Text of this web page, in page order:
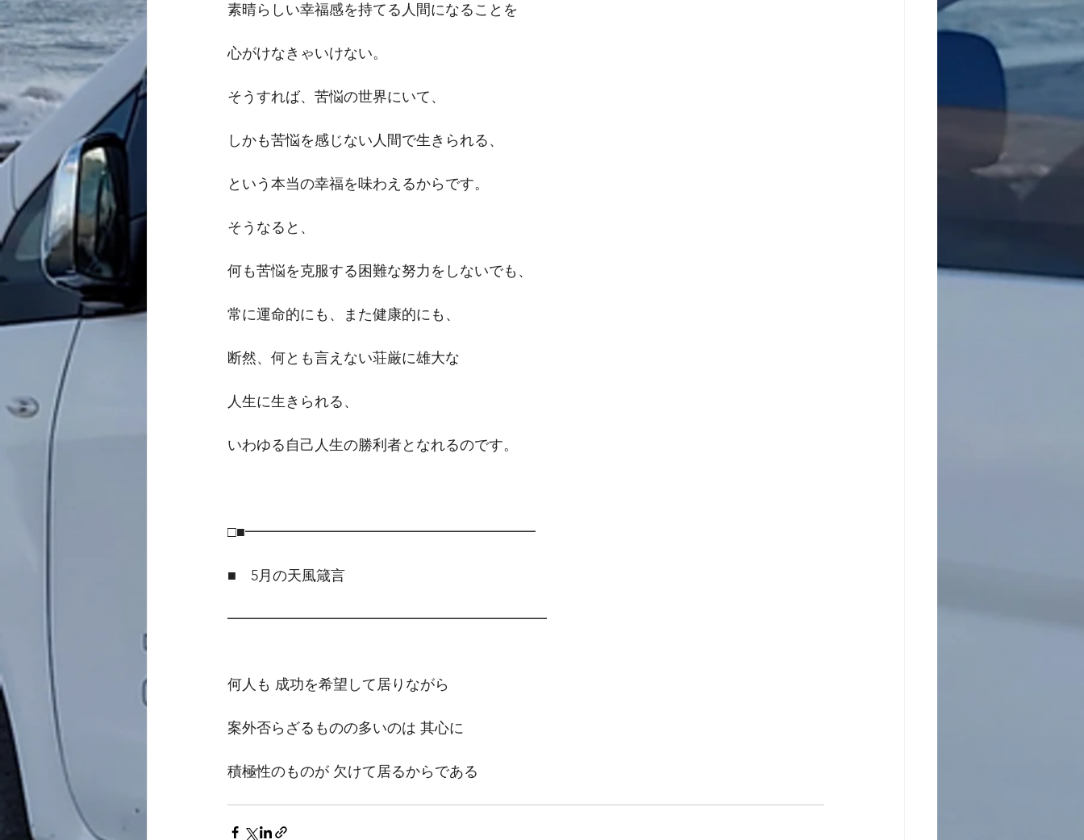
素晴らしい幸福感を持てる人間になることを
心がけなきゃいけない。
そうすれば、苦悩の世界にいて、
しかも苦悩を感じない人間で生きられる、
という本当の幸福を味わえるからです。
そうなると、
何も苦悩を克服する困難な努力をしないでも、
常に運命的にも、また健康的にも、
断然、何とも言えない荘厳に雄大な
人生に生きられる、
いわゆる自己人生の勝利者となれるのです。
□■━━━━━━━━━━━━━━━━━━━━
■　5月の天風箴言
━━━━━━━━━━━━━━━━━━━━━━
何人も 成功を希望して居りながら
案外否らざるものの多いのは 其心に
積極性のものが 欠けて居るからである